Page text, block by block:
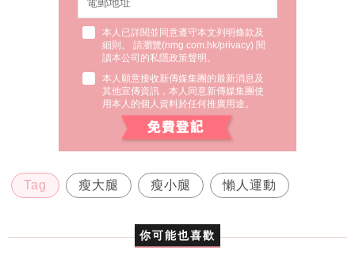
本人已詳閱並同意遵守本文列明條款及
細則。 請瀏覽(nmg.com.hk/privacy) 閱
讀本公司的私隱政策聲明。
本人願意接收新傳媒集團的最新消息及
其他宣傳資訊，本人同意新傳媒集團使
用本人的個人資料於任何推廣用途。
Tag 瘦大腿 瘦小腿 懶人運動
你可能也喜歡